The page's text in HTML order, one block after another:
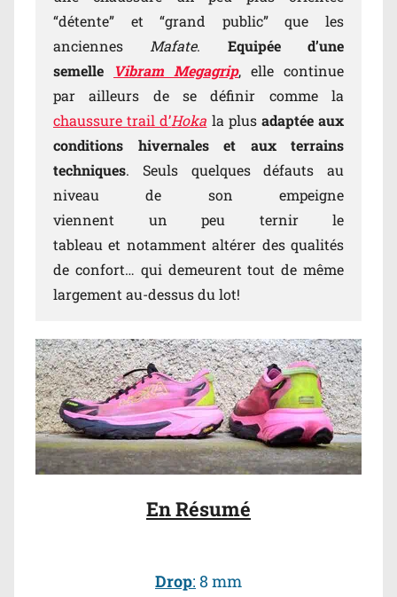
“détente” et “grand public” que les
anciennes Mafate. Equipée d’une
semelle Vibram Megagrip, elle continue
par ailleurs de se définir comme la
chaussure trail d’Hoka la plus adaptée aux
conditions hivernales et aux terrains
techniques. Seuls quelques défauts au
niveau de son empeigne
viennent un peu ternir le
tableau et notamment altérer des qualités
de confort… qui demeurent tout de même
largement au-dessus du lot!
En Résumé
Drop: 8 mm